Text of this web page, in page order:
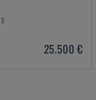
25.500 €